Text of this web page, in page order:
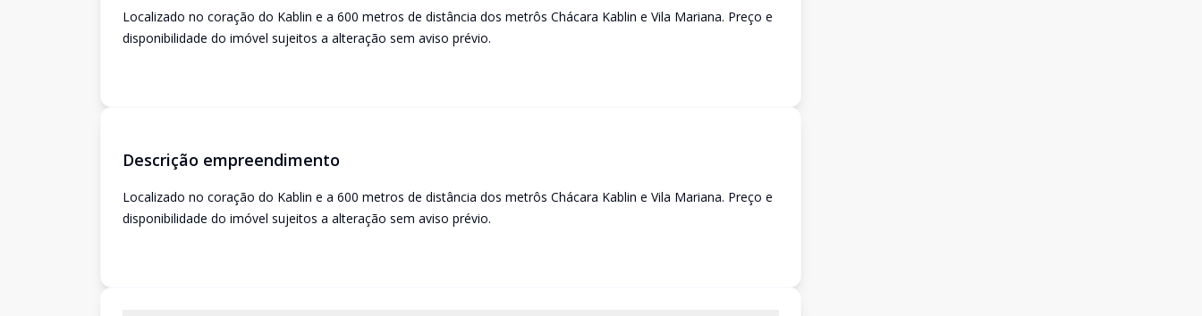
Localizado no coração do Kablin e a 600 metros de distância dos metrôs Chácara Kablin e Vila Mariana. Preço e
disponibilidade do imóvel sujeitos a alteração sem aviso prévio.
Descrição empreendimento
Localizado no coração do Kablin e a 600 metros de distância dos metrôs Chácara Kablin e Vila Mariana. Preço e
disponibilidade do imóvel sujeitos a alteração sem aviso prévio.